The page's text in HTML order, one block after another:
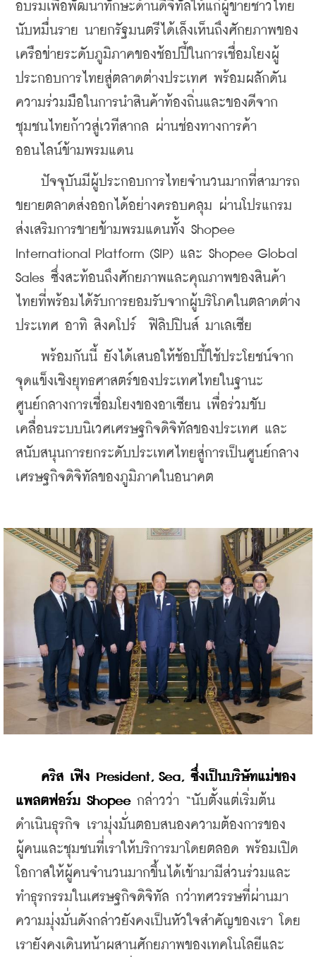
อบรมเพื่อพัฒนาทักษะด้านดิจิทัลให้แก่ผู้ขายชาวไทย
นับหมื่นราย นายกรัฐมนตรีได้เล็งเห็นถึงศักยภาพของ
เครือข่ายระดับภูมิภาคของช้อปปี้ในการเชื่อมโยงผู้
ประกอบการไทยสู่ตลาดต่างประเทศ พร้อมผลักดัน
ความร่วมมือในการนำสินค้าท้องถิ่นและของดีจาก
ชุมชนไทยก้าวสู่เวทีสากล ผ่านช่องทางการค้า
ออนไลน์ข้ามพรมแดน
ปัจจุบันมีผู้ประกอบการไทยจำนวนมากที่สามารถ
ขยายตลาดส่งออกได้อย่างครอบคลุม ผ่านโปรแกรม
ส่งเสริมการขายข้ามพรมแดนทั้ง Shopee
International Platform (SIP) และ Shopee Global
Sales ซึ่งสะท้อนถึงศักยภาพและคุณภาพของสินค้า
ไทยที่พร้อมได้รับการยอมรับจากผู้บริโภคในตลาดต่าง
ประเทศ อาทิ สิงคโปร์  ฟิลิปปินส์ มาเลเซีย
พร้อมกันนี้ ยังได้เสนอให้ช้อปปี้ใช้ประโยชน์จาก
จุดแข็งเชิงยุทธศาสตร์ของประเทศไทยในฐานะ
ศูนย์กลางการเชื่อมโยงของอาเซียน เพื่อร่วมขับ
เคลื่อนระบบนิเวศเศรษฐกิจดิจิทัลของประเทศ และ
สนับสนุนการยกระดับประเทศไทยสู่การเป็นศูนย์กลาง
เศรษฐกิจดิจิทัลของภูมิภาคในอนาคต
คริส เฟิง President, Sea, ซึ่งเป็นบริษัทแม่ของ
แพลตฟอร์ม Shopee กล่าวว่า “นับตั้งแต่เริ่มต้น
ดำเนินธุรกิจ เรามุ่งมั่นตอบสนองความต้องการของ
ผู้คนและชุมชนที่เราให้บริการมาโดยตลอด พร้อมเปิด
โอกาสให้ผู้คนจำนวนมากขึ้นได้เข้ามามีส่วนร่วมและ
ทำธุรกรรมในเศรษฐกิจดิจิทัล กว่าทศวรรษที่ผ่านมา
ความมุ่งมั่นดังกล่าวยังคงเป็นหัวใจสำคัญของเรา โดย
เรายังคงเดินหน้าผสานศักยภาพของเทคโนโลยีและ